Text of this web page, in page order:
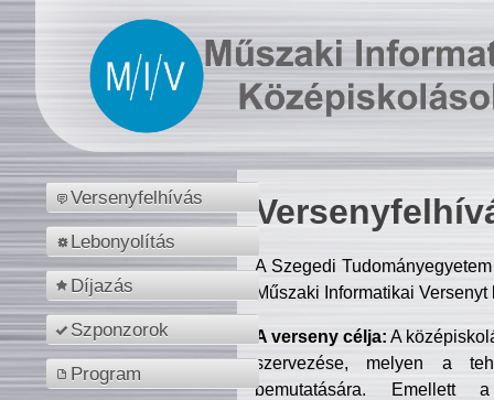
Versenyfelhívás
Lebonyolítás
Díjazás
Szponzorok
Program
A Szegedi
Műszaki Informatikai
A verseny célja: A
szervezése, melyen a
bemutatására. Emellett